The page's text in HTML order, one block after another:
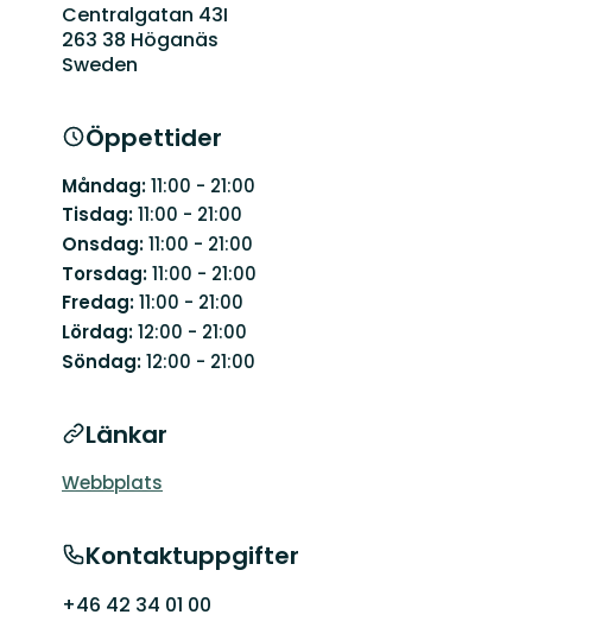
Centralgatan 43I
263 38 Höganäs
Sweden
Öppettider
Måndag:11:00 - 21:00
Tisdag:11:00 - 21:00
Onsdag:11:00 - 21:00
Torsdag:11:00 - 21:00
Fredag:11:00 - 21:00
Lördag:12:00 - 21:00
Söndag:12:00 - 21:00
Länkar
Webbplats
Kontaktuppgifter
+46 42 34 01 00